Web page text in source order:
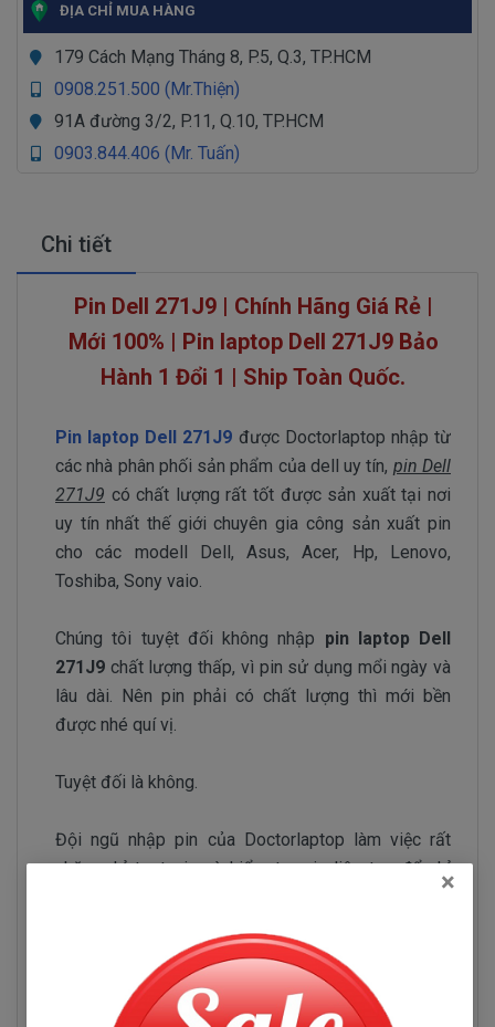
ĐỊA CHỈ MUA HÀNG
179 Cách Mạng Tháng 8, P.5, Q.3, TP.HCM
0908.251.500 (Mr.Thiện)
91A đường 3/2, P.11, Q.10, TP.HCM
0903.844.406 (Mr. Tuấn)
Chi tiết
Pin Dell 271J9 | Chính Hãng Giá Rẻ |
Mới 100% | Pin laptop Dell 271J9 Bảo
Hành 1 Đổi 1 | Ship Toàn Quốc.
Pin laptop Dell 271J9 được Doctorlaptop nhập từ
các nhà phân phối sản phẩm của dell uy tín, pin Dell
271J9 có chất lượng rất tốt được sản xuất tại nơi
uy tín nhất thế giới chuyên gia công sản xuất pin
cho các modell Dell, Asus, Acer, Hp, Lenovo,
Toshiba, Sony vaio.
Chúng tôi tuyệt đối không nhập pin laptop Dell
271J9 chất lượng thấp, vì pin sử dụng mổi ngày và
lâu dài. Nên pin phải có chất lượng thì mới bền
được nhé quí vị.
Tuyệt đối là không.
Đội ngũ nhập pin của Doctorlaptop làm việc rất
chăm chỉ test pin và kiểm tra pin liên tục để chỉ
×